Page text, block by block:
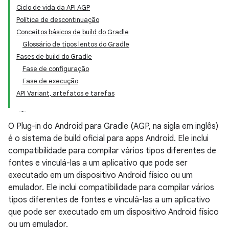
Ciclo de vida da API AGP
Política de descontinuação
Conceitos básicos de build do Gradle
Glossário de tipos lentos do Gradle
Fases de build do Gradle
Fase de configuração
Fase de execução
API Variant, artefatos e tarefas
O Plug-in do Android para Gradle (AGP, na sigla em inglês)
é o sistema de build oficial para apps Android. Ele inclui
compatibilidade para compilar vários tipos diferentes de
fontes e vinculá-las a um aplicativo que pode ser
executado em um dispositivo Android físico ou um
emulador. Ele inclui compatibilidade para compilar vários
tipos diferentes de fontes e vinculá-las a um aplicativo
que pode ser executado em um dispositivo Android físico
ou um emulador.